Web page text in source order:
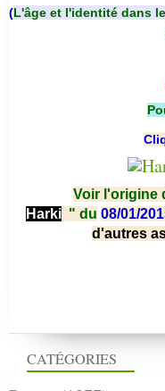
CATÉGORIES
(L'âge et l'identité dans
Voir l'origine
Harki " du 08/01/
d'autres